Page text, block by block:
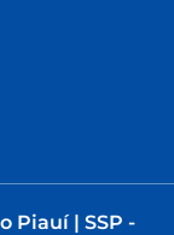
Piauí | SSP -